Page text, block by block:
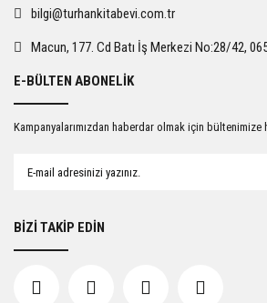
Gönder
bilgi@turhankitabevi.com.tr
Macun, 177. Cd Batı İş Merkezi No:28/42,
E-BÜLTEN ABONELİK
Kampanyalarımızdan haberdar olmak için bültenimize
BİZİ TAKİP EDİN